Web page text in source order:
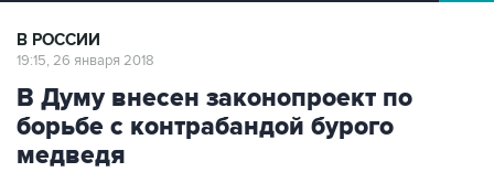
В РОССИИ
19:15, 26 января 2018
В Думу внесен законопроект по
борьбе с контрабандой бурого
медведя